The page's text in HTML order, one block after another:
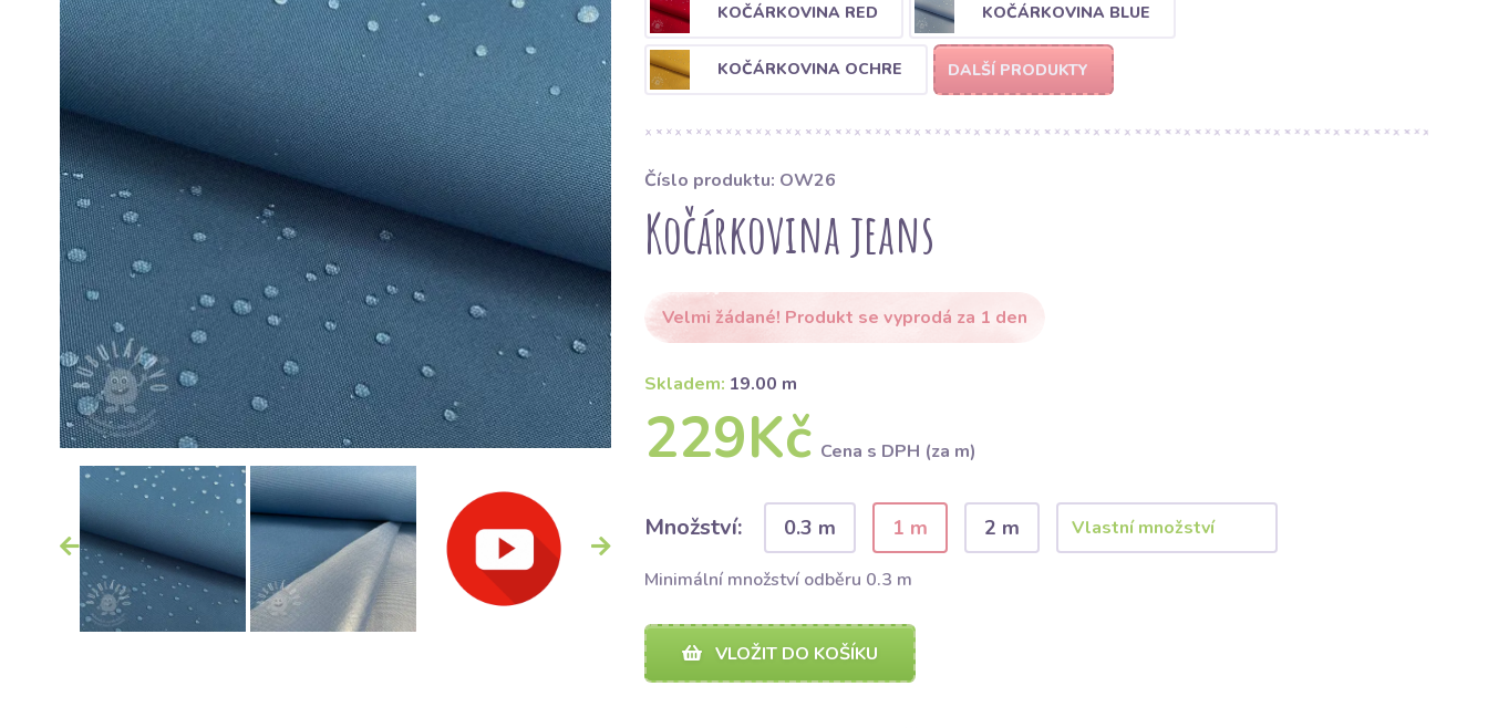
KOČÁRKOVINA RED KOČÁRKOVINA BLUE
KOČÁRKOVINA OCHRE DALŠÍ PRODUKTY
Číslo produktu: OW26
Kočárkovina jeans
Velmi žádané! Produkt se vyprodá za 1 den
Skladem: 19.00 m
229Kč Cena s DPH (za m)
Množství: 0.3 m 1 m 2 m
Minimální množství odběru 0.3 m
VLOŽIT DO KOŠÍKU